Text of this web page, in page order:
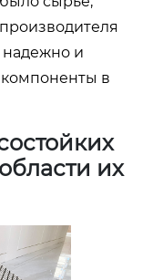
надежно и
компоненты в
их